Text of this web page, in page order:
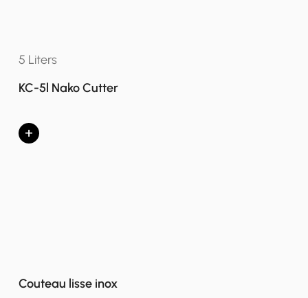
5 Liters
KC-5l Nako Cutter
+
Couteau lisse inox